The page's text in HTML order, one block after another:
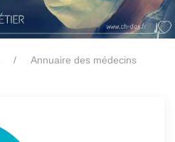
Annuaire des médecins